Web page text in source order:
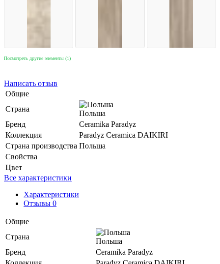
Посмотреть другие элементы (1)
Написать отзыв
Общие
Страна
Польша
Бренд
Ceramika Paradyz
Коллекция
Paradyz Ceramica DAIKIRI
Страна производства Польша
Свойства
Цвет
Все характеристики
Характеристики
Отзывы 0
Общие
Страна
Польша
Бренд
Ceramika Paradyz